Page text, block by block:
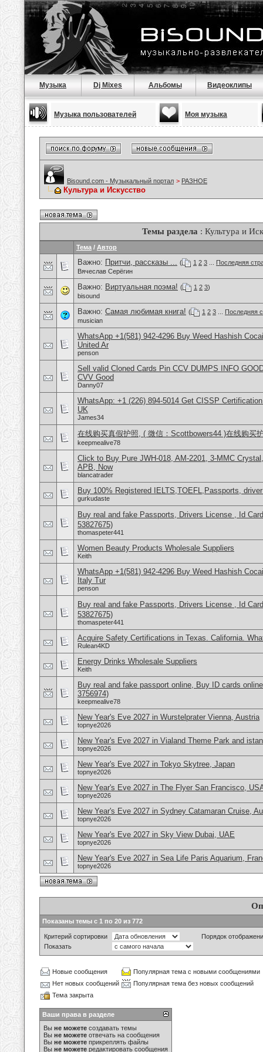
Музыка Dj Mixes Альбомы Видеоклипы
Музыка пользователей Моя музыка
Bisound.com - Музыкальный портал > РАЗНОЕ
Культура и Искусство
Темы раздела : Культура и
Тема / Автор
Важно: Притчи, рассказы ... ( 1 2 3
Последняя
Вячеслав Серёгин
Важно: Виртуальная поэма! ( 1 2 3)
bisound
Важно: Самая любимая книга! ( 1 2 3
Последняя
musician
WhatsApp +1(581) 942-4296 Buy Weed Hashish
United Ar
penson
Sell valid Cloned Cards Pin CCV DUMPS INFO
CVV Good
Danny07
WhatsApp: +1 (226) 894-5014​ Get CISSP
UK
James34
在线购买真假护照, ( 微信：Scottbowers44 )在线购买
keepmealive78
Click to Buy Pure JWH-018, AM-2201, 3-MMC
APB, Now
blancatrader
Buy 100% Registered IELTS,TOEFL,Passports,
gurkudaste
Buy real and fake Passports, Drivers License , Id
53827675)
thomaspeter441
Women Beauty Products Wholesale Suppliers
Keith
WhatsApp +1(581) 942-4296 Buy Weed Hashish
Italy Tur
penson
Buy real and fake Passports, Drivers License , Id
53827675)
thomaspeter441
Acquire Safety Certifications in Texas. California.
Rulean4KD
Energy Drinks Wholesale Suppliers
Keith
Buy real and fake passport online, Buy ID cards
3756974)
keepmealive78
New Year's Eve 2027 in Wurstelprater Vienna, Austria
topnye2026
New Year's Eve 2027 in Vialand Theme Park and
topnye2026
New Year's Eve 2027 in Tokyo Skytree, Japan
topnye2026
New Year's Eve 2027 in The Flyer San Francisco,
topnye2026
New Year's Eve 2027 in Sydney Catamaran Cruise,
topnye2026
New Year's Eve 2027 in Sky View Dubai, UAE
topnye2026
New Year's Eve 2027 in Sea Life Paris Aquarium,
topnye2026
Показаны темы с 1 по 20 из 772
Критерий сортировки
Порядок
Показать
Новые сообщения
Популярная тема с новыми сообщениями
Нет новых сообщений
Популярная тема без новых сообщений
Тема закрыта
Ваши права в разделе
Вы не можете создавать темы
Вы не можете отвечать на сообщения
Вы не можете прикреплять файлы
Вы не можете редактировать сообщения